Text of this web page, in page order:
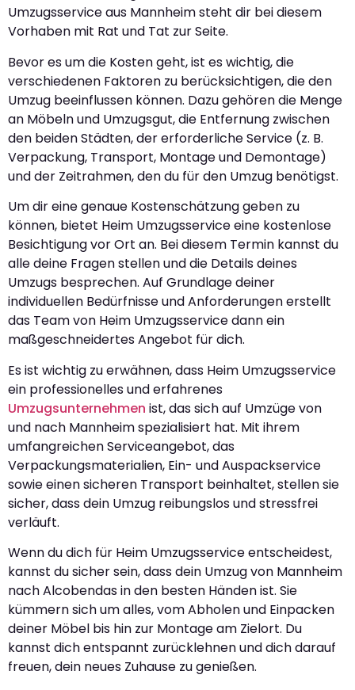
Umzugsservice aus Mannheim steht dir bei diesem
Vorhaben mit Rat und Tat zur Seite.
Bevor es um die Kosten geht, ist es wichtig, die
verschiedenen Faktoren zu berücksichtigen, die den
Umzug beeinflussen können. Dazu gehören die Menge
an Möbeln und Umzugsgut, die Entfernung zwischen
den beiden Städten, der erforderliche Service (z. B.
Verpackung, Transport, Montage und Demontage)
und der Zeitrahmen, den du für den Umzug benötigst.
Um dir eine genaue Kostenschätzung geben zu
können, bietet Heim Umzugsservice eine kostenlose
Besichtigung vor Ort an. Bei diesem Termin kannst du
alle deine Fragen stellen und die Details deines
Umzugs besprechen. Auf Grundlage deiner
individuellen Bedürfnisse und Anforderungen erstellt
das Team von Heim Umzugsservice dann ein
maßgeschneidertes Angebot für dich.
Es ist wichtig zu erwähnen, dass Heim Umzugsservice
ein professionelles und erfahrenes
Umzugsunternehmen ist, das sich auf Umzüge von
und nach Mannheim spezialisiert hat. Mit ihrem
umfangreichen Serviceangebot, das
Verpackungsmaterialien, Ein- und Auspackservice
sowie einen sicheren Transport beinhaltet, stellen sie
sicher, dass dein Umzug reibungslos und stressfrei
verläuft.
Wenn du dich für Heim Umzugsservice entscheidest,
kannst du sicher sein, dass dein Umzug von Mannheim
nach Alcobendas in den besten Händen ist. Sie
kümmern sich um alles, vom Abholen und Einpacken
deiner Möbel bis hin zur Montage am Zielort. Du
kannst dich entspannt zurücklehnen und dich darauf
freuen, dein neues Zuhause zu genießen.